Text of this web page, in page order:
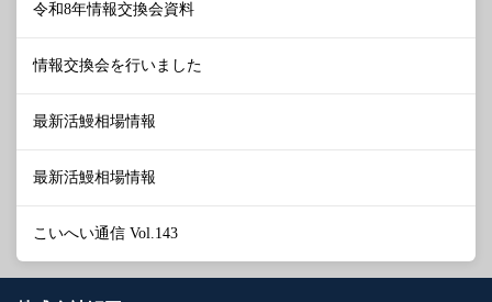
令和8年情報交換会資料
情報交換会を行いました
最新活鰻相場情報
最新活鰻相場情報
こいへい通信 Vol.143